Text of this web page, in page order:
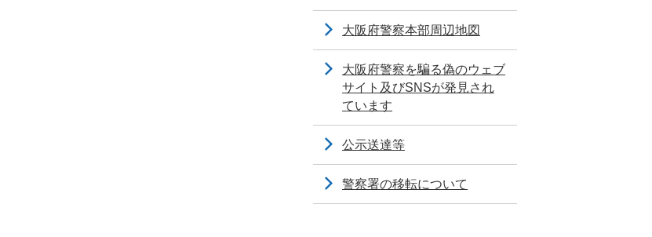
大阪府警察本部周辺地図
大阪府警察を騙る偽のウェブ
サイト及びSNSが発見され
ています
公示送達等
警察署の移転について